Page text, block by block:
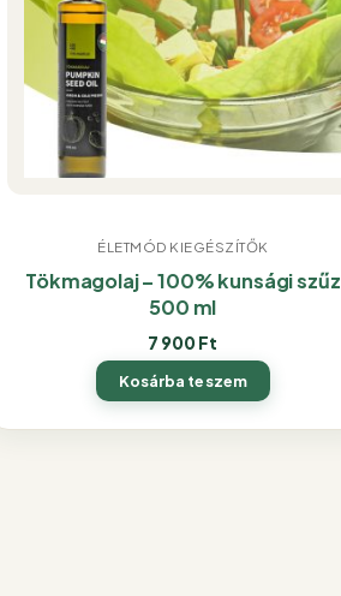
ÉLETMÓD KIEGÉSZÍTŐK
Tökmagolaj – 100% kunsági szűz
500 ml
7 900 Ft
Kosárba teszem